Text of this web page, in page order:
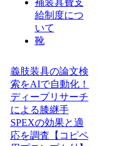
補装具費支
給制度につ
いて
靴
義肢装具の論文検
索をAIで自動化！
ディープリサーチ
による膝継手
SPEXの効果と適
応を調査【コピペ